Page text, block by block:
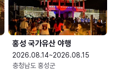
홍성 국가유산 야행
2026.08.14~2026.08.15
충청남도 홍성군